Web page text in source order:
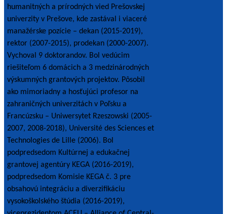
humanitných a prírodných vied Prešovskej
univerzity v Prešove, kde zastával i viaceré
manažérske pozície – dekan (2015-2019),
rektor (2007-2015), prodekan (2000-2007).
Vychoval 9 doktorandov. Bol vedúcim
riešiteľom 6 domácich a 3 medzinárodných
výskumných grantových projektov. Pôsobil
ako mimoriadny a hosťujúci profesor na
zahraničných univerzitách v Poľsku a
Francúzsku – Uniwersytet Rzeszowski (2005-
2007, 2008-2018), Université des Sciences et
Technologies de Lille (2006). Bol
podpredsedom Kultúrnej a edukačnej
grantovej agentúry KEGA (2016-2019),
podpredsedom Komisie KEGA č. 3 pre
obsahovú integráciu a diverzifikáciu
vysokoškolského štúdia (2016-2019),